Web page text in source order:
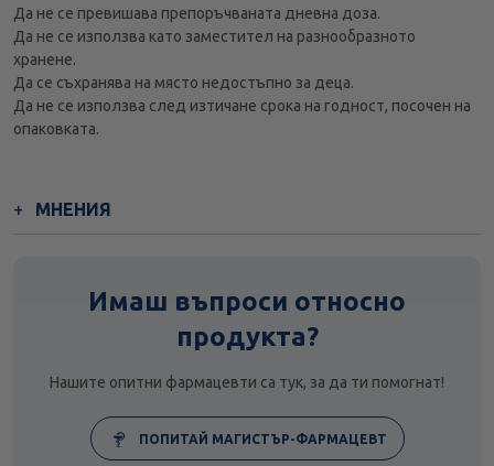
Да не се превишава препоръчваната дневна доза.
Да не се използва като заместител на разнообразното
хранене.
Да се съхранява на място недостъпно за деца.
Да не се използва след изтичане срока на годност, посочен на
опаковката.
МНЕНИЯ
Имаш въпроси относно
продукта?
Нашите опитни фармацевти са тук, за да ти помогнат!
ПОПИТАЙ МАГИСТЪР-ФАРМАЦЕВТ